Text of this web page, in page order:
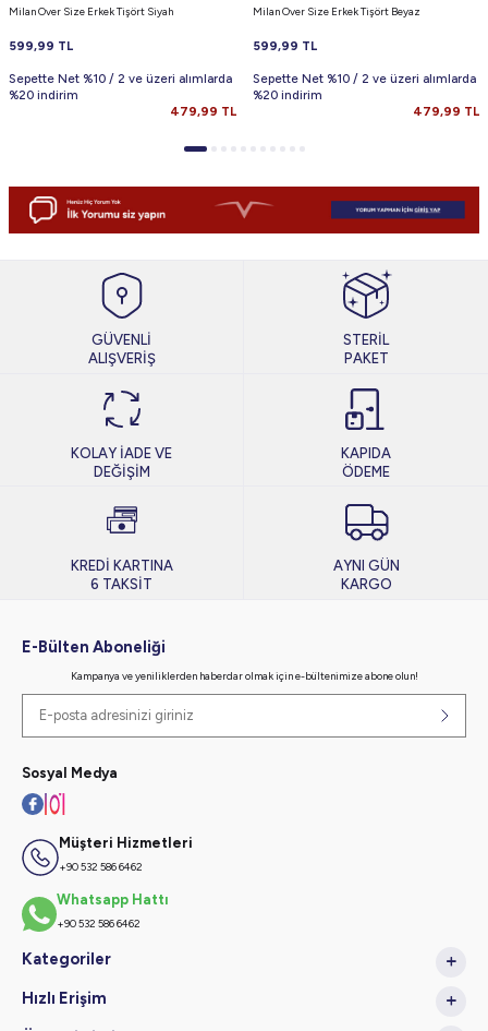
Milan Over Size Erkek Tişört Siyah
599,99 TL
Sepette Net %10 / 2 ve üzeri alımlarda
%20 indirim
479,99 TL
Milan Over Size Erkek Tişört Beyaz
599,99 TL
Sepette Net %10 / 2 ve üzeri alımlarda
%20 indirim
479,99 TL
GÜVENLİ
ALIŞVERİŞ
STERİL
PAKET
KOLAY İADE VE
DEĞİŞİM
KAPIDA
ÖDEME
KREDİ KARTINA
6 TAKSİT
AYNI GÜN
KARGO
E-Bülten Aboneliği
Kampanya ve yeniliklerden haberdar olmak için e-bültenimize abone olun!
Sosyal Medya
Müşteri Hizmetleri
+90 532 586 6462
Whatsapp Hattı
+90 532 586 6462
Kategoriler
Hızlı Erişim